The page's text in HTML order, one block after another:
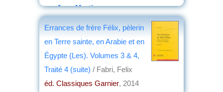
parJean Martin
Errances de frère Félix, pèlerin
en Terre sainte, en Arabie et en
Égypte (Les). Volumes 3 & 4,
Traité 4 (suite) / Fabri, Felix
éd. Classiques Garnier, 2014